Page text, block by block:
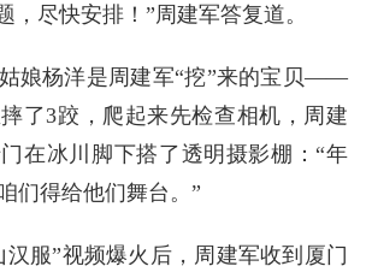
，尽快安排！”周建军答复道。
娘杨洋是周建军“挖”来的宝贝——
了3跤，爬起来先检查相机，周建
在冰川脚下搭了透明摄影棚：“年
们得给他们舞台。”
汉服”视频爆火后，周建军收到厦门